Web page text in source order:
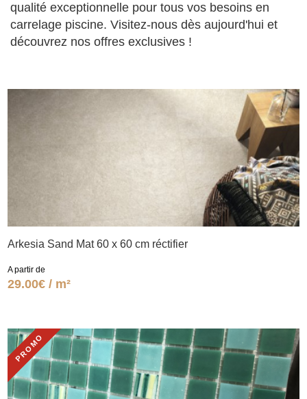
qualité exceptionnelle pour tous vos besoins en
carrelage piscine. Visitez-nous dès aujourd'hui et
découvrez nos offres exclusives !
Arkesia Sand Mat 60 x 60 cm réctifier
A partir de
29.00€ / m²
PROMO